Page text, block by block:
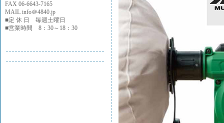
FAX 06-6643-7165
MAIL info＠4840.jp
■定 休 日 毎週土曜日
■営業時間 8：30～18：30